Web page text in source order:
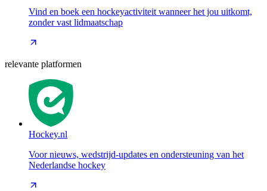
Vind en boek een hockeyactiviteit wanneer het jou uitkomt,
zonder vast lidmaatschap
relevante platformen
Hockey.nl
Voor nieuws, wedstrijd-updates en ondersteuning van het
Nederlandse hockey